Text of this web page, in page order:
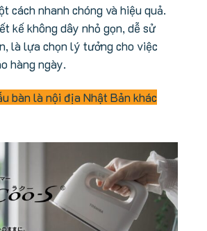
cách nhanh chóng và hiệu quả.
kế không dây nhỏ gọn, dễ sử
là lựa chọn lý tưởng cho việc
hàng ngày.
bàn là nội địa Nhật Bản khác